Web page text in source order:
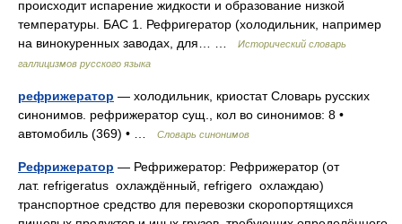
происходит испарение жидкости и образование низкой
температуры. БАС 1. Рефригератор (холодильник, например
на винокуренных заводах, для… …
Исторический словарь
галлицизмов русского языка
рефрижератор — холодильник, криостат Словарь русских
синонимов. рефрижератор сущ., кол во синонимов: 8 •
автомобиль (369) • …
Словарь синонимов
Рефрижератор — Рефрижератор: Рефрижератор (от
лат. refrigeratus охлаждённый, refrigero охлаждаю)
транспортное средство для перевозки скоропортящихся